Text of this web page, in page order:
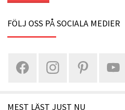
FÖLJ OSS PÅ SOCIALA MEDIER
MEST LÄST JUST NU